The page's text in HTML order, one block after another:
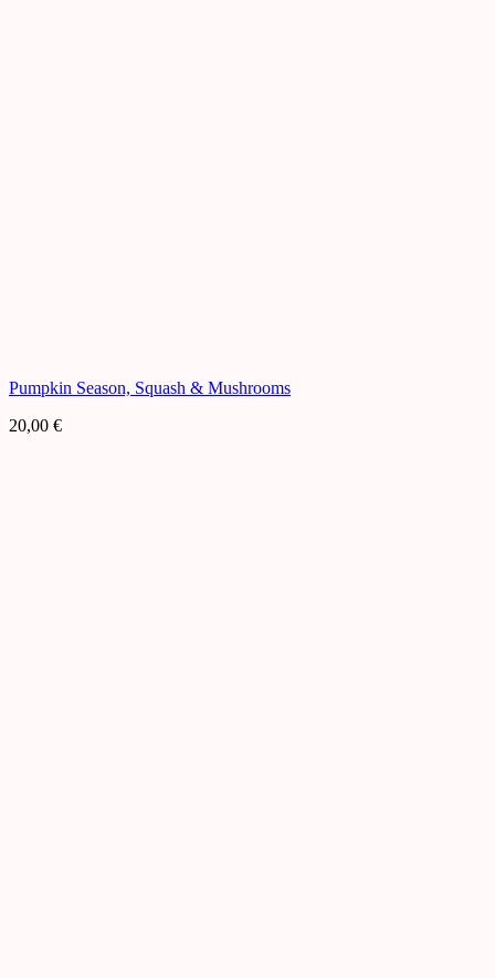
Pumpkin Season, Squash & Mushrooms
20,00 €